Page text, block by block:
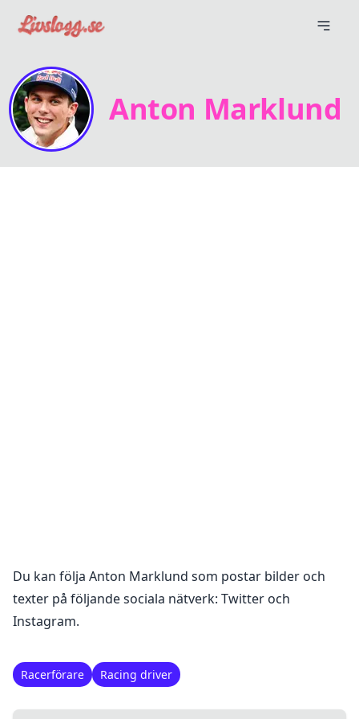
Anton Marklund
Du kan följa Anton Marklund som postar bilder och
texter på följande sociala nätverk: Twitter och
Instagram.
Racerförare Racing driver